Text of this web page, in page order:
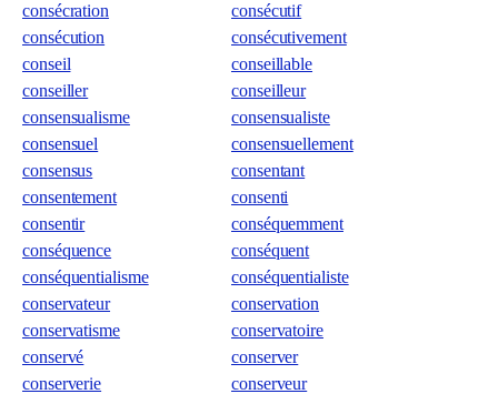
consécration
consécutif
consécution
consécutivement
conseil
conseillable
conseiller
conseilleur
consensualisme
consensualiste
consensuel
consensuellement
consensus
consentant
consentement
consenti
consentir
conséquemment
conséquence
conséquent
conséquentialisme
conséquentialiste
conservateur
conservation
conservatisme
conservatoire
conservé
conserver
conserverie
conserveur